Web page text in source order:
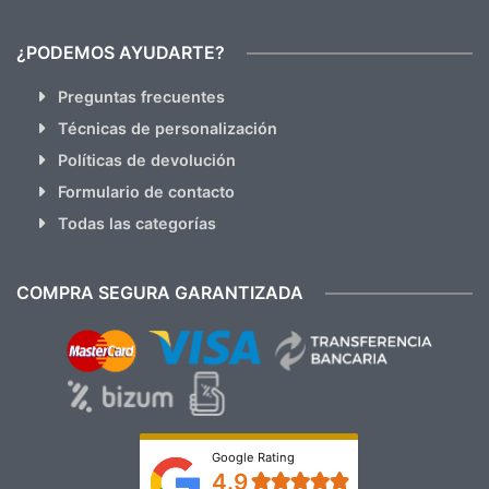
¿PODEMOS AYUDARTE?
Preguntas frecuentes
Técnicas de personalización
Políticas de devolución
Formulario de contacto
Todas las categorías
COMPRA SEGURA GARANTIZADA
Google Rating
4.9